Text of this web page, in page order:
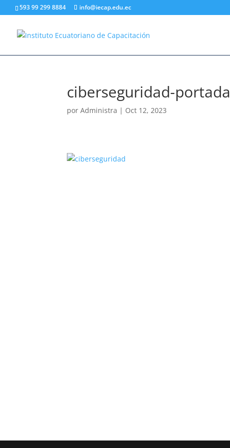
593 99 299 8884 info@iecap.edu.ec
ciberseguridad-portada
porAdministra | Oct 12, 2023